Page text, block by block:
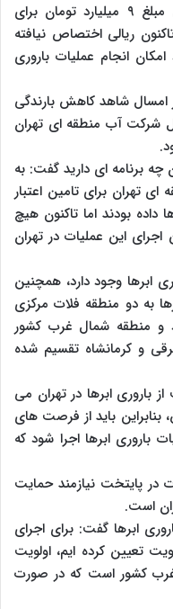
وی اظهار کرد: در قانون بودجه امسال مبلغ ۹ میلیارد تومان برای
ریالی اختصاص نیافته
انجام عملیات باروری
امسال شاهد کاهش بارندگی
شرکت آب منطقه ای تهران
چه برنامه ای دارید گفت: به
تهران برای تامین اعتبار
داده بودند اما تاکنون هیچ
این عملیات در تهران
ابرها وجود دارد، همچنین
به دو منطقه فلات مرکزی
و منطقه شمال غرب کشور
و کرمانشاه تقسیم شده
باروری ابرها در تهران می
باید از فرصت های
باروری ابرها اجرا شود که
در پایتخت نیازمند حمایت
است.
ابرها گفت: برای اجرای
تعیین کرده ایم، اولویت
کشور است که در صورت